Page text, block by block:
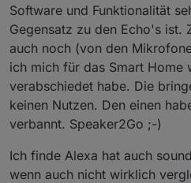
Software und Funktionalität
Gegensatz zu den Echo's ist.
auch noch (von den
ich mich für das Smart Home
verabschiedet habe. Die
keinen Nutzen. Den einen
verbannt. Speaker2Go ;-)
Ich finde Alexa hat auch
wenn auch nicht wirklich